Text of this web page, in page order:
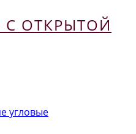
ОТКРЫТОЙ
угловые